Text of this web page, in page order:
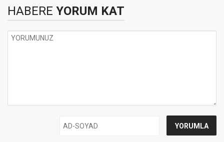
HABERE YORUM KAT